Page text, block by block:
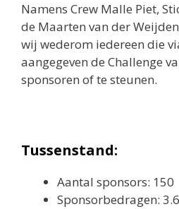
Namens Crew Malle Piet,
de Maarten van der
wij wederom iedereen die
aangegeven de Challenge
sponsoren of te steunen.
Tussenstand:
Aantal sponsors: 150
Sponsorbedragen: